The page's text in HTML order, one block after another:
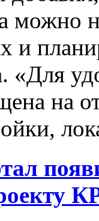
можно
и
«Для
на